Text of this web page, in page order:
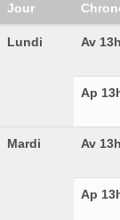
Jour
Lundi Av 13h
Ap
Mardi Av 13h
Ap